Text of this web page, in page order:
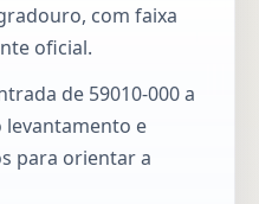
com faixa
oficial.
de 59010-000 a
levantamento e
para orientar a